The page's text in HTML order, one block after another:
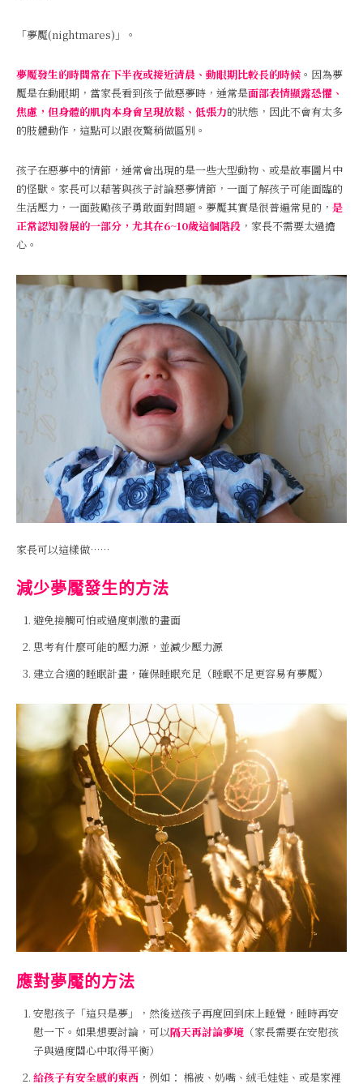
「夢魘(nightmares)」。
夢魘發生的時間常在下半夜或接近清晨、動眼期比較長的時候 。因為夢
魘是在動眼期，當家長看到孩子做惡夢時，通常是面部表情顯露恐懼、
焦慮，但身體的肌肉本身會呈現放鬆、低張力的狀態，因此不會有太多
的肢體動作，這點可以跟夜驚稍做區別。
孩子在惡夢中的情節，通常會出現的是一些大型動物、或是故事圖片中
的怪獸。家長可以藉著與孩子討論惡夢情節，一面了解孩子可能面臨的
生活壓力，一面鼓勵孩子勇敢面對問題。夢魘其實是很普遍常見的， 是
正常認知發展的一部分，尤其在6~10歲這個階段 ，家長不需要太過擔
心。
家長可以這樣做……
減少夢魘發生的方法
避免接觸可怕或過度刺激的畫面
思考有什麼可能的壓力源，並減少壓力源
建立合適的睡眠計畫，確保睡眠充足（睡眠不足更容易有夢魘）
應對夢魘的方法
安慰孩子「這只是夢」，然後送孩子再度回到床上睡覺，睡時再安
慰一下。如果想要討論，可以隔天再討論夢境 （家長需要在安慰孩
子與過度關心中取得平衡）
給孩子有安全感的東西 ，例如： 棉被、奶嘴、絨毛娃娃、或是家裡